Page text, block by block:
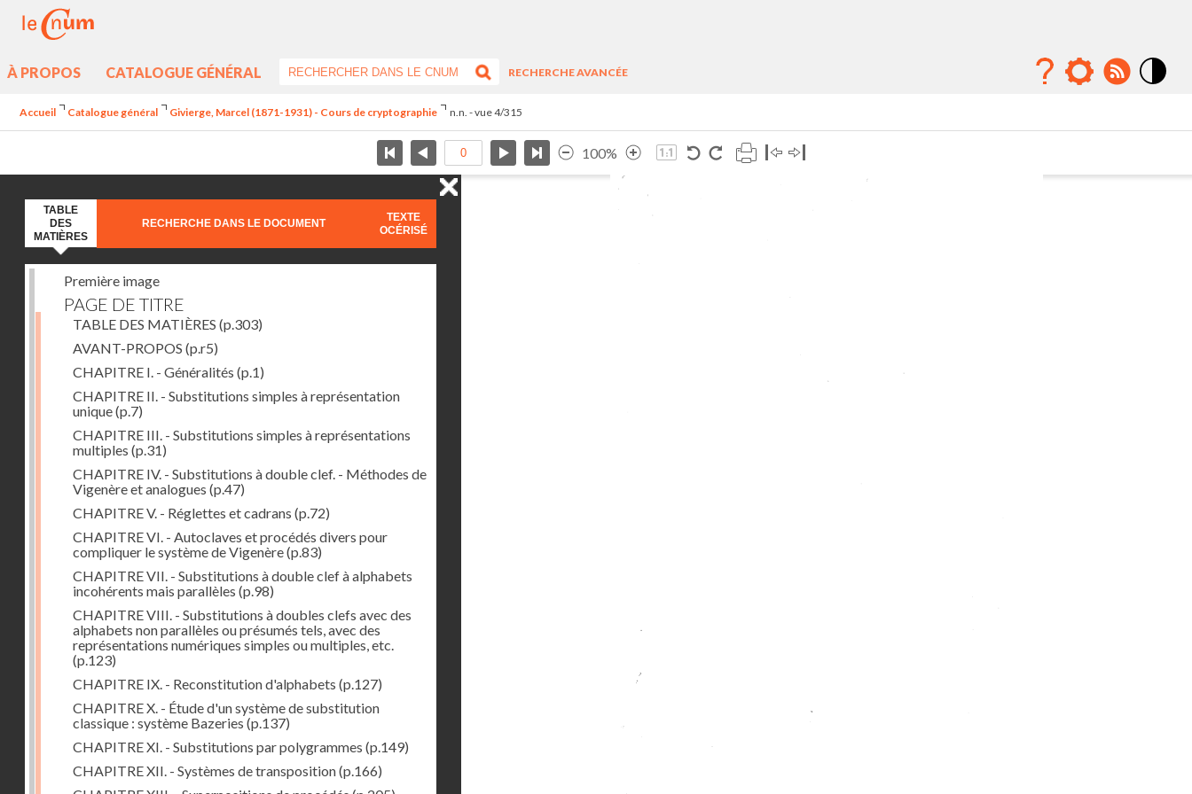
À PROPOS CATALOGUE GÉNÉRAL
RECHERCHE AVANCÉE
Accueil Catalogue général Givierge, Marcel (1871-1931) - Cours de cryptographie n.n. - vue 4/315
100%
TABLE
DES
MATIÈRES
RECHERCHE DANS LE DOCUMENT
TEXTE
OCÉRISÉ
Première image
PAGE DE TITRE
TABLE DES MATIÈRES (p.303)
AVANT-PROPOS (p.r5)
CHAPITRE I. - Généralités (p.1)
CHAPITRE II. - Substitutions simples à représentation
unique(p.7)
CHAPITRE III. - Substitutions simples à représentations
multiples (p.31)
CHAPITRE IV. - Substitutions à double clef. - Méthodes de
Vigenère et analogues (p.47)
CHAPITRE V. - Réglettes et cadrans (p.72)
CHAPITRE VI. - Autoclaves et procédés divers pour
compliquer le système de Vigenère(p.83)
CHAPITRE VII. - Substitutions à double clef à alphabets
incohérents mais parallèles (p.98)
CHAPITRE VIII. - Substitutions à doubles clefs avec des
alphabets non parallèles ou présumés tels, avec des
représentations numériques simples ou multiples, etc.
(p.123)
CHAPITRE IX. - Reconstitution d'alphabets (p.127)
CHAPITRE X. - Étude d'un système de substitution
classique : système Bazeries (p.137)
CHAPITRE XI. - Substitutions par polygrammes (p.149)
CHAPITRE XII. - Systèmes de transposition(p.166)